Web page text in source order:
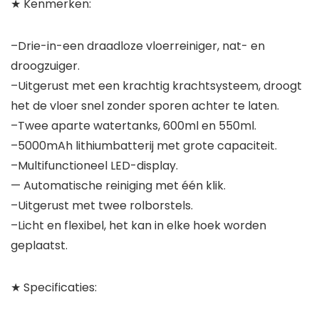
★ Kenmerken:
–Drie-in-een draadloze vloerreiniger, nat- en
droogzuiger.
–Uitgerust met een krachtig krachtsysteem, droogt
het de vloer snel zonder sporen achter te laten.
–Twee aparte watertanks, 600ml en 550ml.
–5000mAh lithiumbatterij met grote capaciteit.
–Multifunctioneel LED-display.
— Automatische reiniging met één klik.
–Uitgerust met twee rolborstels.
–Licht en flexibel, het kan in elke hoek worden
geplaatst.
★ Specificaties: